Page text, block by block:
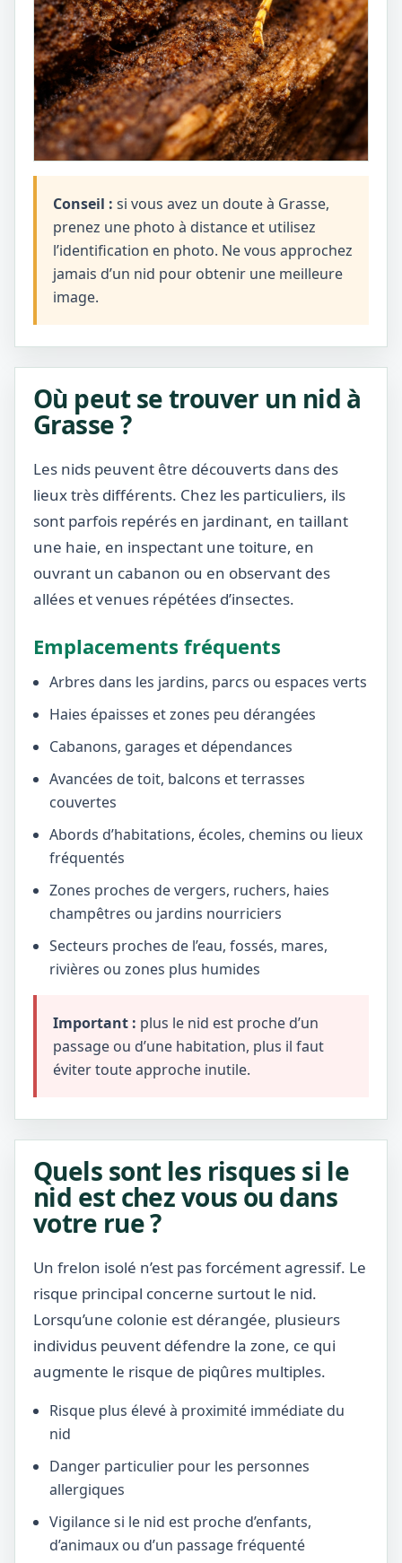
Conseil : si vous avez un doute à Grasse,
prenez une photo à distance et utilisez
l’identification en photo. Ne vous approchez
jamais d’un nid pour obtenir une meilleure
image.
Où peut se trouver un nid à
Grasse ?
Les nids peuvent être découverts dans des
lieux très différents. Chez les particuliers, ils
sont parfois repérés en jardinant, en taillant
une haie, en inspectant une toiture, en
ouvrant un cabanon ou en observant des
allées et venues répétées d’insectes.
Emplacements fréquents
Arbres dans les jardins, parcs ou espaces verts
Haies épaisses et zones peu dérangées
Cabanons, garages et dépendances
Avancées de toit, balcons et terrasses
couvertes
Abords d’habitations, écoles, chemins ou lieux
fréquentés
Zones proches de vergers, ruchers, haies
champêtres ou jardins nourriciers
Secteurs proches de l’eau, fossés, mares,
rivières ou zones plus humides
Important : plus le nid est proche d’un
passage ou d’une habitation, plus il faut
éviter toute approche inutile.
Quels sont les risques si le
nid est chez vous ou dans
votre rue ?
Un frelon isolé n’est pas forcément agressif. Le
risque principal concerne surtout le nid.
Lorsqu’une colonie est dérangée, plusieurs
individus peuvent défendre la zone, ce qui
augmente le risque de piqûres multiples.
Risque plus élevé à proximité immédiate du
nid
Danger particulier pour les personnes
allergiques
Vigilance si le nid est proche d’enfants,
d’animaux ou d’un passage fréquenté